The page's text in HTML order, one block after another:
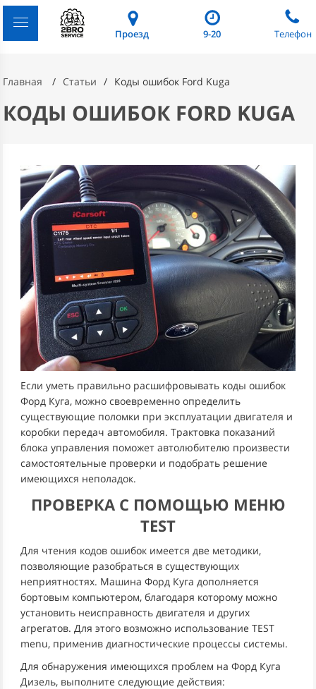
Проезд 9-20 Телефон
Главная Статьи Коды ошибок Ford Kuga
КОДЫ ОШИБОК FORD KUGA
Если уметь правильно расшифровывать коды ошибок
Форд Куга, можно своевременно определить
существующие поломки при эксплуатации двигателя и
коробки передач автомобиля. Трактовка показаний
блока управления поможет автолюбителю произвести
самостоятельные проверки и подобрать решение
имеющихся неполадок.
ПРОВЕРКА С ПОМОЩЬЮ МЕНЮ
TEST
Для чтения кодов ошибок имеется две методики,
позволяющие разобраться в существующих
неприятностях. Машина Форд Куга дополняется
бортовым компьютером, благодаря которому можно
установить неисправность двигателя и других
агрегатов. Для этого возможно использование TEST
menu, применив диагностические процессы системы.
Для обнаружения имеющихся проблем на Форд Куга
Дизель, выполните следующие действия: